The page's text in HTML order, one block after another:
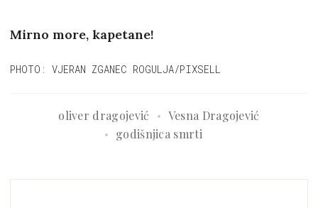
Mirno more, kapetane!
PHOTO: VJERAN ZGANEC ROGULJA/PIXSELL
oliver dragojević
Vesna Dragojević
godišnjica smrti